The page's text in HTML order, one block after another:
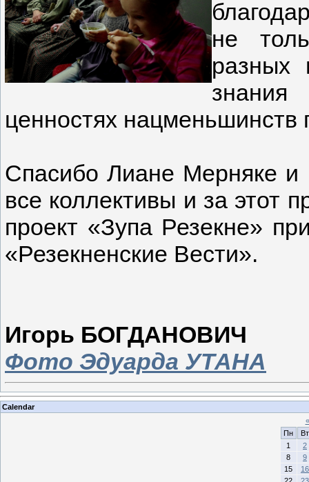
не
разных
ценностях нацменьшинств
Спасибо Лиане Мерняке
все коллективы и за этот
проект «Зупа Резекне»
«Резекненские Вести».
Игорь БОГДАНОВИЧ
Фото Эдуарда УТАНА
Calendar
«
Пн
Вт
1
2
8
9
15
16